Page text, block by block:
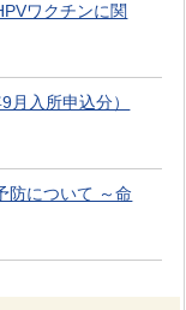
ワクチンに関
入所申込分）
防について ～命